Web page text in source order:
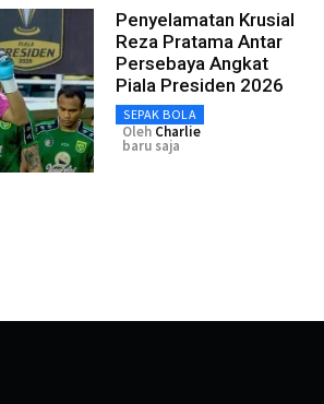
Penyelamatan Krusial
Reza Pratama Antar
Persebaya Angkat
Piala Presiden 2026
SEPAK BOLA
Oleh Charlie
baru saja